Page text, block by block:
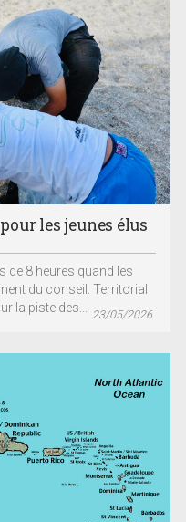
les jeunes élus
de 8 heures quand les
du conseil. Territorial
la piste des... 23/05/2026